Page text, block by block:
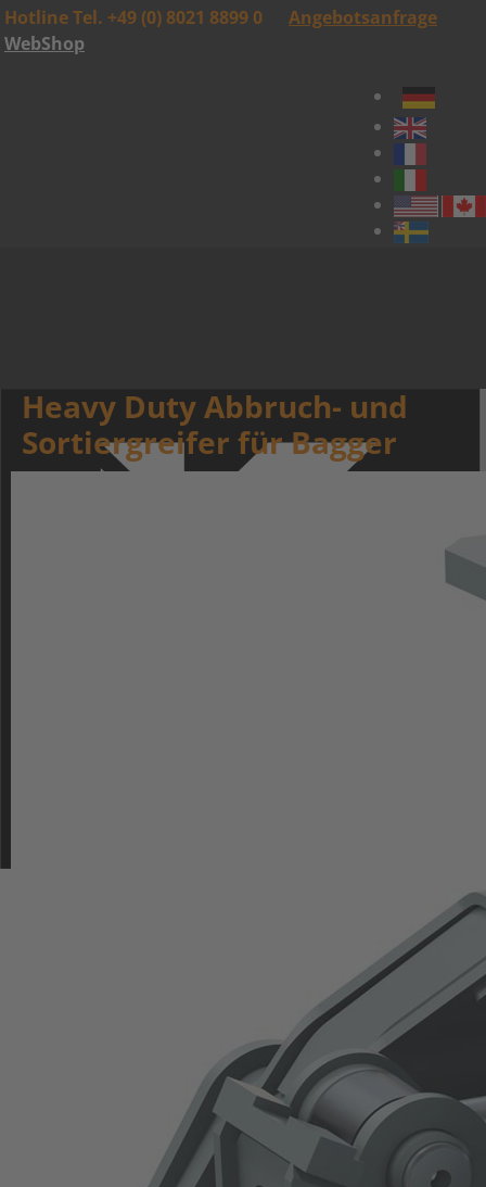
Hotline Tel. +49 (0) 8021 8899 0
Angebotsanfrage
WebShop
Heavy Duty Abbruch- und
Sortiergreifer für Bagger